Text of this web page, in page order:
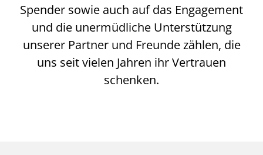
Spender sowie auch auf das Engagement
und die unermüdliche Unterstützung
unserer Partner und Freunde zählen, die
uns seit vielen Jahren ihr Vertrauen
schenken.